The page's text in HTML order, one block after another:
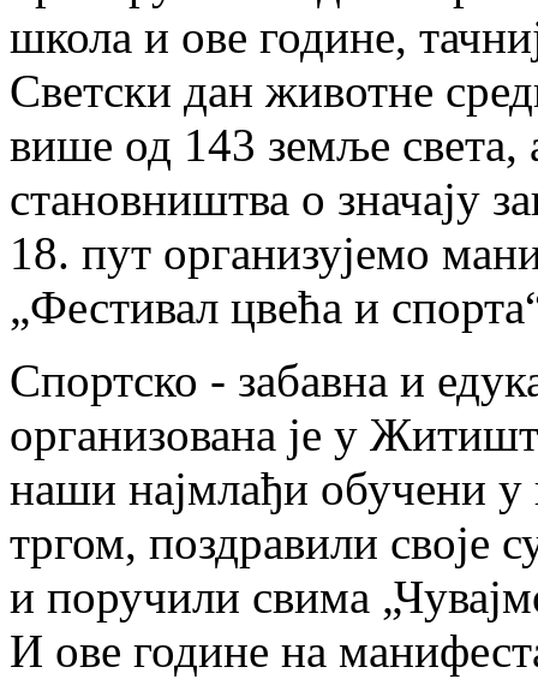
школа и ове године,
Светски дан животне
више од 143 земље
становништва о значају
18. пут организујемо
„Фестивал цвећа и
Спортско - забавна и
организована је у
наши најмлађи обучени
тргом, поздравили своје
и поручили свима
И ове године на